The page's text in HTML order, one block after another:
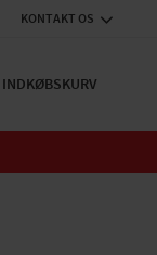
KONTAKT OS
INDKØBSKURV